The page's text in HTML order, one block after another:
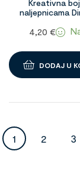
Kreativna
naljepnicama
4,20€
DODAJ U
1 2 3